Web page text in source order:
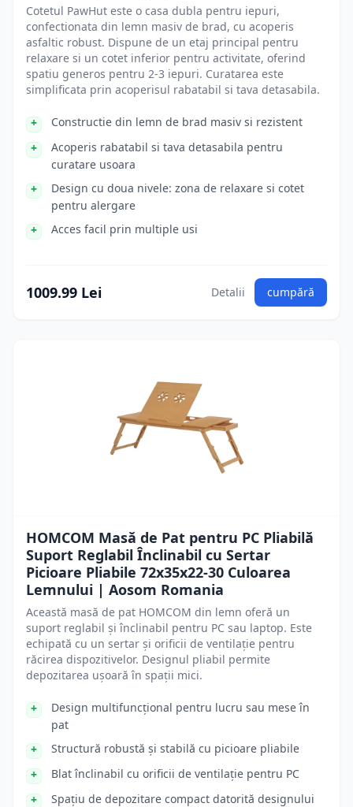
Cotetul PawHut este o casa dubla pentru iepuri,
confectionata din lemn masiv de brad, cu acoperis
asfaltic robust. Dispune de un etaj principal pentru
relaxare si un cotet inferior pentru activitate, oferind
spatiu generos pentru 2-3 iepuri. Curatarea este
simplificata prin acoperisul rabatabil si tava detasabila.
Constructie din lemn de brad masiv si rezistent
Acoperis rabatabil si tava detasabila pentru
curatare usoara
Design cu doua nivele: zona de relaxare si cotet
pentru alergare
Acces facil prin multiple usi
1009.99 Lei Detalii cumpără
HOMCOM Masă de Pat pentru PC Pliabilă
Suport Reglabil Înclinabil cu Sertar
Picioare Pliabile 72x35x22-30 Culoarea
Lemnului | Aosom Romania
Această masă de pat HOMCOM din lemn oferă un
suport reglabil și înclinabil pentru PC sau laptop. Este
echipată cu un sertar și orificii de ventilație pentru
răcirea dispozitivelor. Designul pliabil permite
depozitarea ușoară în spații mici.
Design multifuncțional pentru lucru sau mese în
pat
Structură robustă și stabilă cu picioare pliabile
Blat înclinabil cu orificii de ventilație pentru PC
Spațiu de depozitare compact datorită designului